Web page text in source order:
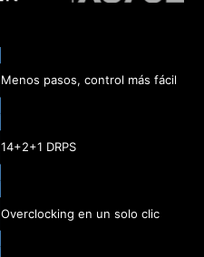
Menos pasos, control más fácil
14+2+1 DRPS
Overclocking en un solo clic